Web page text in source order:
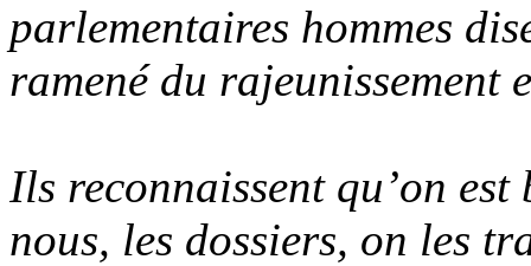
parlementaires hommes
ramené du rajeunissement
Ils reconnaissent qu’on est
nous, les dossiers, on les